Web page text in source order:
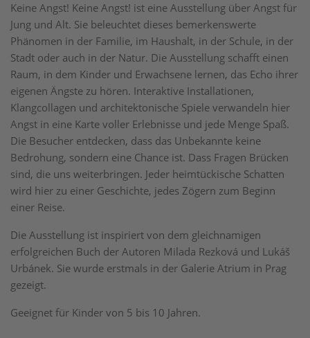
Keine Angst! Keine Angst! ist eine Ausstellung über Angst für
Jung und Alt. Sie beleuchtet dieses bemerkenswerte
Phänomen in der Familie, im Haushalt, in der Schule, in der
Stadt oder auch in der Natur. Die Ausstellung schafft einen
Raum, in dem Kinder und Erwachsene lernen, das Echo ihrer
eigenen Ängste zu hören. Interaktive Installationen,
Klangcollagen und architektonische Spiele verwandeln hier
Angst in eine Karte voller Erlebnisse und jede Menge Spaß.
Die Besucher entdecken, dass das Unbekannte keine
Bedrohung, sondern eine Chance ist. Dass Fragen Brücken
sind, die uns weiterbringen. Jeder heimtückische Schatten
wird hier zu einer Geschichte, jedes Zögern zum Beginn
einer Reise.
Die Ausstellung ist inspiriert von dem gleichnamigen
erfolgreichen Buch der Autoren Milada Rezková und Lukáš
Urbánek. Sie wurde erstmals in der Galerie Atrium in Prag
gezeigt.
Geeignet für Kinder von 5 bis 10 Jahren.